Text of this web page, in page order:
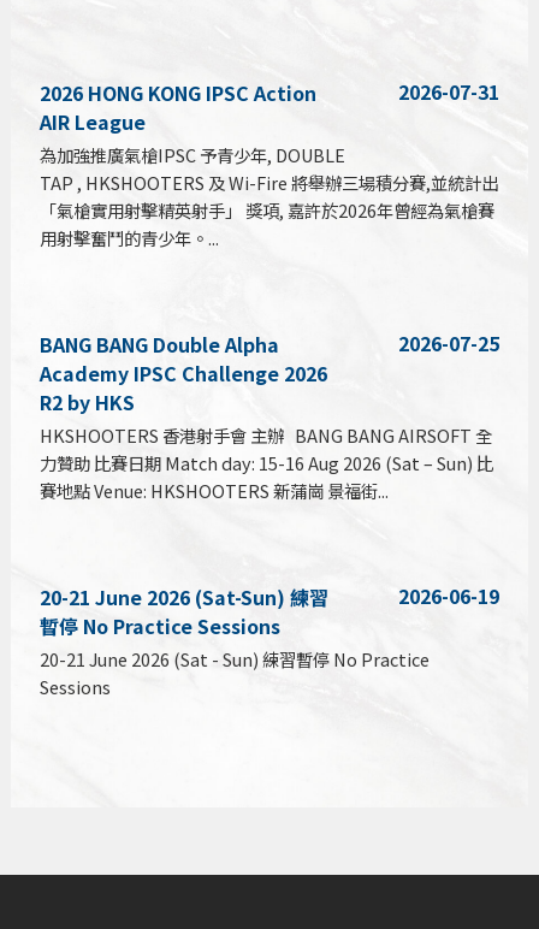
2026 HONG KONG IPSC Action
AIR League
2026-07-31
為加強推廣氣槍IPSC 予青少年, DOUBLE
TAP , HKSHOOTERS 及 Wi-Fire 將舉辦三場積分賽,並統計出
「氣槍實用射擊精英射手」 獎項, 嘉許於2026年曾經為氣槍賽
用射擊奮鬥的青少年。...
BANG BANG Double Alpha
Academy IPSC Challenge 2026
R2 by HKS
2026-07-25
HKSHOOTERS 香港射手會 主辦 BANG BANG AIRSOFT 全
力贊助 比賽日期 Match day: 15-16 Aug 2026 (Sat – Sun) 比
賽地點 Venue: HKSHOOTERS 新蒲崗 景福街...
20-21 June 2026 (Sat-Sun) 練習
暫停 No Practice Sessions
2026-06-19
20-21 June 2026 (Sat - Sun) 練習暫停 No Practice
Sessions